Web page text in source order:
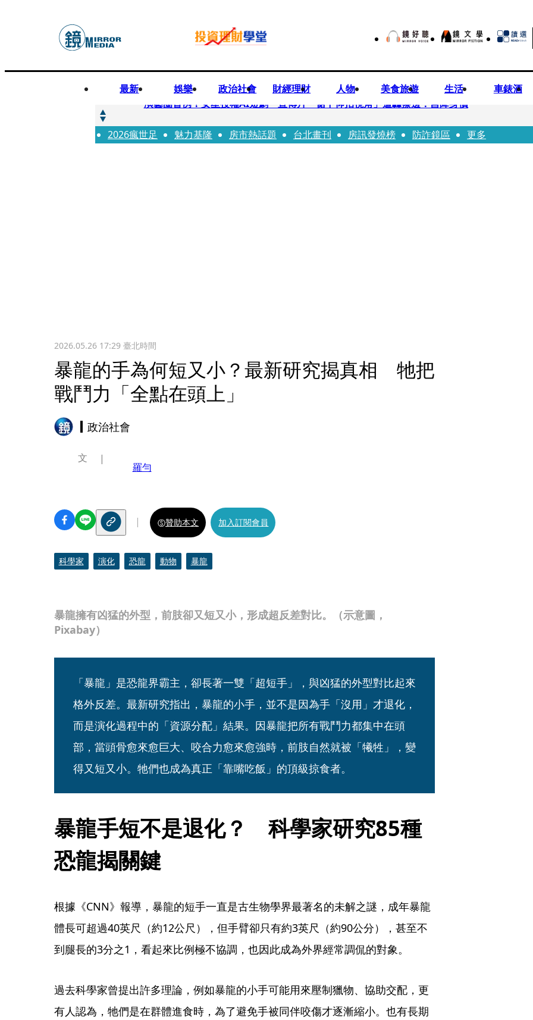
最新 娛樂 政治社會 財經理財 人物 美食旅遊 生活 車錶酒
快訊
演藝圈首例！女星授權AI短劇 宣傳片「裙下仰拍視角」遭轟擦邊：自降身價
快訊
全球提升電氣化 台達電鄭平看好微電網推一站式方案
2026瘋世足 魅力基隆 房市熱話題 台北畫刊 房訊發燒榜 防詐鏡區 更多
2026.05.26 17:29臺北時間
暴龍的手為何短又小？最新研究揭真相 牠把
戰鬥力「全點在頭上」
政治社會
暴龍擁有凶猛的外型，前肢卻又短又小，形成超反差對比。（示意圖，
Pixabay）
文
羅勻
贊助本文 加入訂閱會員
科學家 演化 恐龍 動物 暴龍
「暴龍」是恐龍界霸主，卻長著一雙「超短手」，與凶猛的外型對比起來
格外反差。最新研究指出，暴龍的小手，並不是因為手「沒用」才退化，
而是演化過程中的「資源分配」結果。因暴龍把所有戰鬥力都集中在頭
部，當頭骨愈來愈巨大、咬合力愈來愈強時，前肢自然就被「犧牲」，變
得又短又小。牠們也成為真正「靠嘴吃飯」的頂級掠食者。
暴龍手短不是退化？　科學家研究85種
恐龍揭關鍵
根據《CNN》報導，暴龍的短手一直是古生物學界最著名的未解之謎，成年暴龍
體長可超過40英尺（約12公尺），但手臂卻只有約3英尺（約90公分），甚至不
到腿長的3分之1，看起來比例極不協調，也因此成為外界經常調侃的對象。
過去科學家曾提出許多理論，例如暴龍的小手可能用來壓制獵物、協助交配，更
有人認為，牠們是在群體進食時，為了避免手被同伴咬傷才逐漸縮小。也有長期